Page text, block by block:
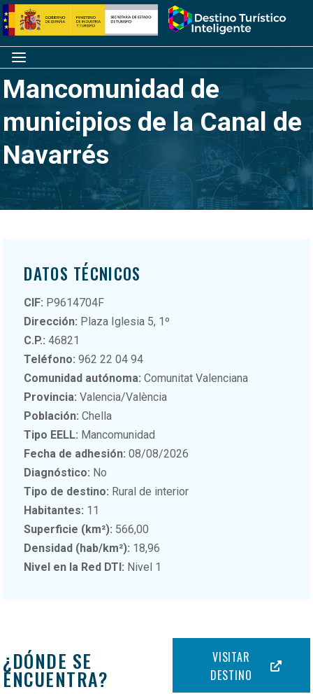
Saltar
al
contenido
Inicio
Menú
Mancomunidad de
municipios de la Canal de
Navarrés
DATOS TÉCNICOS
CIF: P9614704F
Dirección: Plaza Iglesia 5, 1º
C.P.: 46821
Teléfono: 962 22 04 94
Comunidad autónoma: Comunitat Valenciana
Provincia: Valencia/València
Población: Chella
Tipo EELL: Mancomunidad
Fecha de adhesión: 08/08/2026
Diagnóstico: No
Tipo de destino: Rural de interior
Habitantes: 11
Superficie (km²): 566,00
Densidad (hab/km²): 18,96
Nivel en la Red DTI: Nivel 1
¿DÓNDE SE
ENCUENTRA?
VISITAR
DESTINO